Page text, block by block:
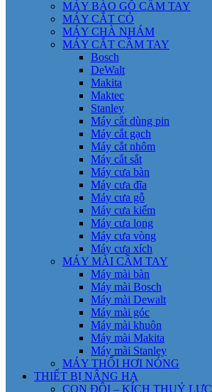
MÁY BÀO GỖ CẦM TAY
MÁY CẮT CỎ
MÁY CHÀ NHÁM
MÁY CẮT CẦM TAY
Bosch
DeWalt
Makita
Maktec
Stanley
Máy cắt dùng pin
Máy cắt gạch
Máy cắt nhôm
Máy cắt sắt
Máy cưa bàn
Máy cưa đĩa
Máy cưa gỗ
Máy cưa kiếm
Máy cưa lọng
Máy cưa vòng
Máy cưa xích
MÁY MÀI CẦM TAY
Máy mài bàn
Máy mài Bosch
Máy mài Dewalt
Máy mài góc
Máy mài khuôn
Máy mài Makita
Máy mài Stanley
MÁY THỔI HƠI NÓNG
THIẾT BỊ NÂNG HẠ
CON ĐỘI – KÍCH THUỶ LỰC